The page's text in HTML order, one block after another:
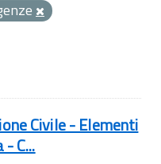
Civile - Elementi
C...